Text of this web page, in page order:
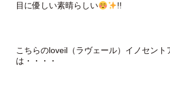
目に優しい素晴らしい !!
こちらのloveil（ラヴェール）イノセント
は・・・・